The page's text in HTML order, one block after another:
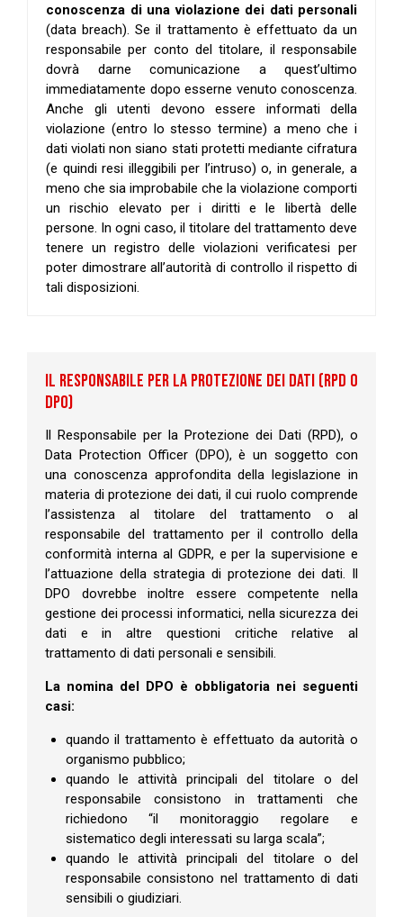
conoscenza di una violazione dei dati personali
(data breach). Se il trattamento è effettuato da un
responsabile per conto del titolare, il responsabile
dovrà darne comunicazione a quest’ultimo
immediatamente dopo esserne venuto conoscenza.
Anche gli utenti devono essere informati della
violazione (entro lo stesso termine) a meno che i
dati violati non siano stati protetti mediante cifratura
(e quindi resi illeggibili per l’intruso) o, in generale, a
meno che sia improbabile che la violazione comporti
un rischio elevato per i diritti e le libertà delle
persone. In ogni caso, il titolare del trattamento deve
tenere un registro delle violazioni verificatesi per
poter dimostrare all’autorità di controllo il rispetto di
tali disposizioni.
IL RESPONSABILE PER LA PROTEZIONE DEI DATI (RPD O
DPO)
Il Responsabile per la Protezione dei Dati (RPD), o
Data Protection Officer (DPO), è un soggetto con
una conoscenza approfondita della legislazione in
materia di protezione dei dati, il cui ruolo comprende
l’assistenza al titolare del trattamento o al
responsabile del trattamento per il controllo della
conformità interna al GDPR, e per la supervisione e
l’attuazione della strategia di protezione dei dati. Il
DPO dovrebbe inoltre essere competente nella
gestione dei processi informatici, nella sicurezza dei
dati e in altre questioni critiche relative al
trattamento di dati personali e sensibili.
La nomina del DPO è obbligatoria nei seguenti
casi:
quando il trattamento è effettuato da autorità o
organismo pubblico;
quando le attività principali del titolare o del
responsabile consistono in trattamenti che
richiedono “il monitoraggio regolare e
sistematico degli interessati su larga scala”;
quando le attività principali del titolare o del
responsabile consistono nel trattamento di dati
sensibili o giudiziari.